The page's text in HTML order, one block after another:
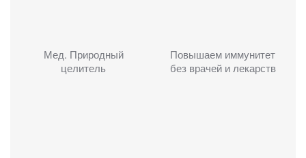
Мед. Природный
целитель
Повышаем иммунитет
без врачей и лекарств